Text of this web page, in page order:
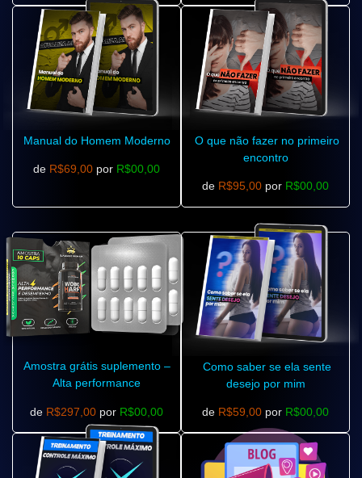
Manual do Homem Moderno
de R$69,00 por R$00,00
O que não fazer no primeiro
encontro
de R$95,00 por R$00,00
Amostra grátis suplemento –
Alta performance
de R$297,00 por R$00,00
Como saber se ela sente
desejo por mim
de R$59,00 por R$00,00